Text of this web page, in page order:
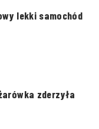
lekki samochód
zderzyła